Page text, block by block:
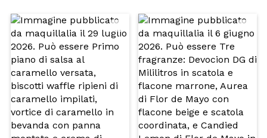
Il tuo video potrebbe essere il primo. Immaginalo...
Consiglieresti questo acquisto? Si No
5/5
INVIA